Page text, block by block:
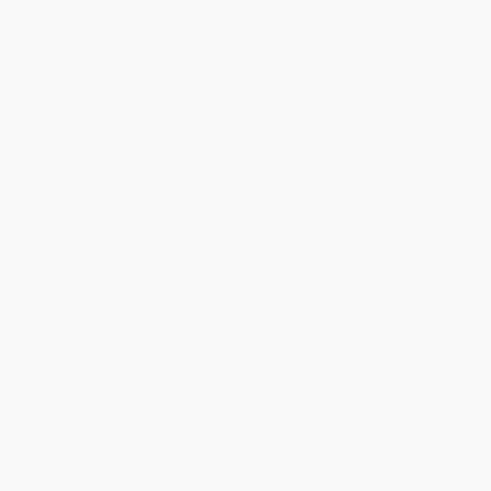
на техобслуживании. Режим сна. В ночном режиме
управлять кондиционером при помощи приложений
EC-СH18/AA-4R1 позволяет эффективно охлаждать
конденсата с поверхности теплообменника,
замораживается и нагреваетря. Вследствие чего, мусор и
на охлаждение при температуре окружающего воздуха -